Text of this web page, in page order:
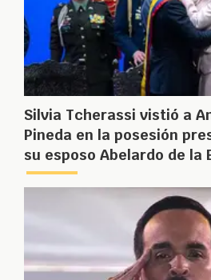
Silvia Tcherassi vistió a
Pineda en la posesión
su esposo Abelardo de la